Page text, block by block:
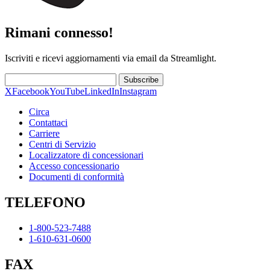
Rimani connesso!
Iscriviti e ricevi aggiornamenti via email da Streamlight.
Subscribe
XFacebookYouTubeLinkedInInstagram
Circa
Contattaci
Carriere
Centri di Servizio
Localizzatore di concessionari
Accesso concessionario
Documenti di conformità
TELEFONO
1-800-523-7488
1-610-631-0600
FAX